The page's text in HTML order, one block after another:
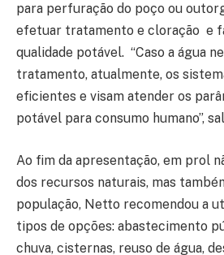
para perfuração do poço ou
efetuar tratamento e cloração e
qualidade potável. “Caso a água
tratamento, atualmente, os
eficientes e visam atender os
potável para consumo humano”,
Ao fim da apresentação, em prol
dos recursos naturais, mas
população, Netto recomendou a
tipos de opções: abastecimento
chuva, cisternas, reuso de água,